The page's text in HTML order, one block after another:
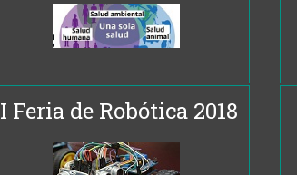
I Feria de Robótica 2018